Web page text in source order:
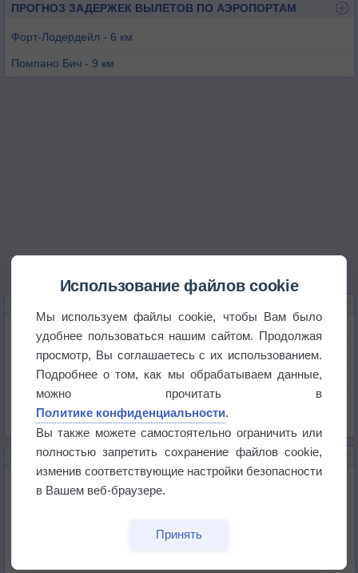
ПРОГНОЗ ЗАДЕРЖЕК ВЫЛЕТОВ ПО АЭРОПОРТАМ
Форт-Лодердейл - 6 км
Помпано Бич - 9 км
Температура
Давление
Осадки
Облачность
Список всех карт
НОВОЕ О ПОГОДЕ
Июль в России стал самым тёплым за всю
историю
В Центральной России наступают самые жаркие
Использование файлов cookie
Мы используем файлы cookie, чтобы Вам было
удобнее пользоваться нашим сайтом. Продолжая
просмотр, Вы соглашаетесь с их использованием.
Подробнее о том, как мы обрабатываем данные,
можно прочитать в
Политике конфиденциальности.
Вы также можете самостоятельно ограничить или
полностью запретить сохранение файлов cookie,
изменив соответствующие настройки безопасности
в Вашем веб-браузере.
Принять